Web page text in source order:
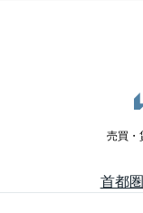
売買
首都